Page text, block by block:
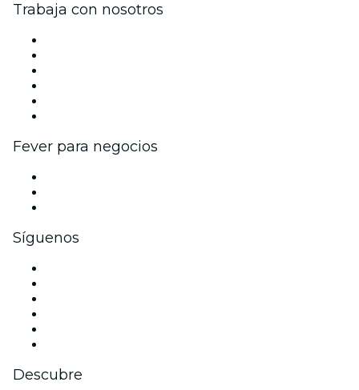
Trabaja con nosotros
Fever para negocios
Síguenos
Descubre